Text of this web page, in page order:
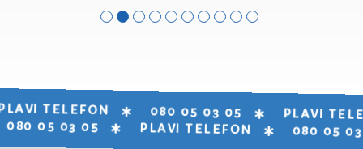
TELEFON 080 05 03 05 PLAVI
080 05 03 05 PLAVI TELEFON 080 05